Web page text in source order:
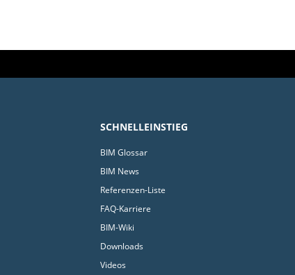
SCHNELLEINSTIEG
BIM Glossar
BIM News
Referenzen-Liste
FAQ-Karriere
BIM-Wiki
Downloads
Videos